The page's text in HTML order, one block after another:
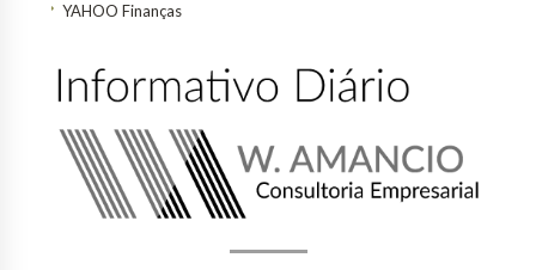
YAHOO Finanças